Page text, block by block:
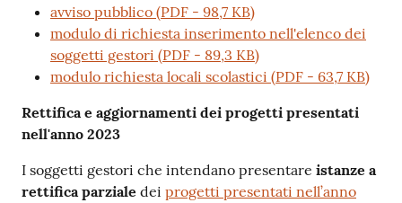
avviso pubblico (PDF - 98,7 KB)
modulo di richiesta inserimento nell'elenco dei
soggetti gestori (PDF - 89,3 KB)
modulo richiesta locali scolastici (PDF - 63,7 KB)
Rettifica e aggiornamenti dei progetti presentati
nell'anno 2023
I soggetti gestori che intendano presentare istanze a
rettifica parziale dei progetti presentati nell’anno